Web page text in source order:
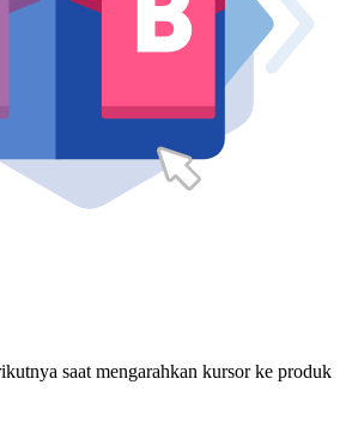
saat mengarahkan kursor ke produk